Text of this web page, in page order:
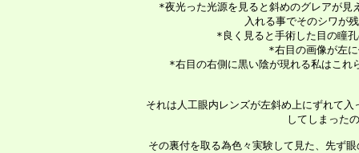
*夜光った光源を見ると斜めのグレアが見
入れる事でそのシワが
*良く見ると手術した目の瞳孔
*右目の画像が左に
*右目の右側に黒い陰が現れる私はこれ
それは人工眼内レンズが左斜め上にずれて
してしまった
その裏付を取る為色々実験して見た、先ず眼